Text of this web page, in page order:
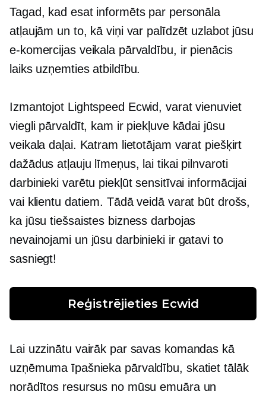
Tagad, kad esat informēts par personāla
atļaujām un to, kā viņi var palīdzēt uzlabot jūsu
e-komercijas veikala pārvaldību, ir pienācis
laiks uzņemties atbildību.
Izmantojot Lightspeed Ecwid, varat vienuviet
viegli pārvaldīt, kam ir piekļuve kādai jūsu
veikala daļai. Katram lietotājam varat piešķirt
dažādus atļauju līmeņus, lai tikai pilnvaroti
darbinieki varētu piekļūt sensitīvai informācijai
vai klientu datiem. Tādā veidā varat būt drošs,
ka jūsu tiešsaistes bizness darbojas
nevainojami un jūsu darbinieki ir gatavi to
sasniegt!
Reģistrējieties Ecwid
Lai uzzinātu vairāk par savas komandas kā
uzņēmuma īpašnieka pārvaldību, skatiet tālāk
norādītos resursus no mūsu emuāra un